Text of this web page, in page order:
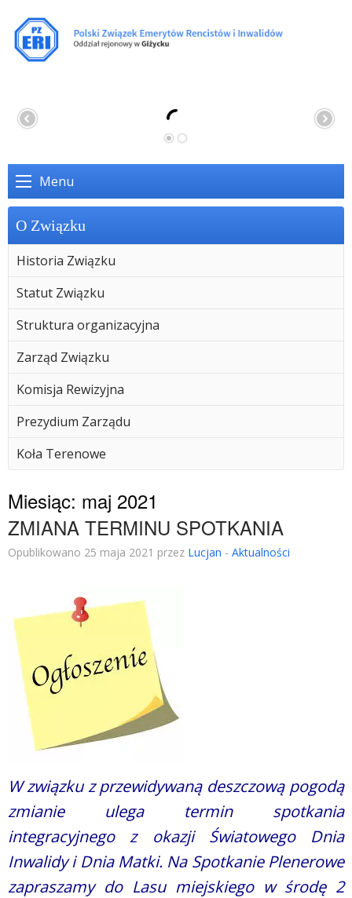
Menu
O Związku
Historia Związku
Statut Związku
Struktura organizacyjna
Zarząd Związku
Komisja Rewizyjna
Prezydium Zarządu
Koła Terenowe
Miesiąc: maj 2021
ZMIANA TERMINU SPOTKANIA
Opublikowano 25 maja 2021 przez Lucjan - Aktualności
W związku z przewidywaną deszczową pogodą
zmianie ulega termin spotkania
integracyjnego z okazji Światowego Dnia
Inwalidy i Dnia Matki. Na Spotkanie Plenerowe
zapraszamy do Lasu miejskiego w środę 2